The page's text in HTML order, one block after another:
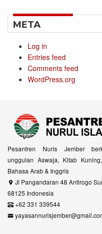
META
Log in
Entries feed
Comments feed
WordPress.org
Pesantren Nuris Jember
unggulan Aswaja, Kitab
Bahasa Arab & Inggris
Jl Pangandaran 48 Antirogo
68125 Indonesia
+62 331 339544